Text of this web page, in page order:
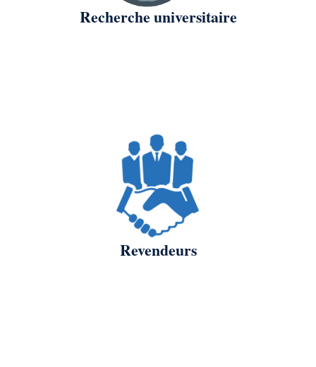
Recherche universitaire
Revendeurs